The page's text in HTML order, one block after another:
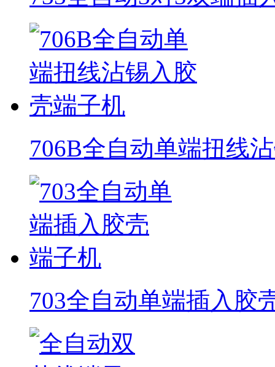
706B全自动单端扭线
703全自动单端插入胶